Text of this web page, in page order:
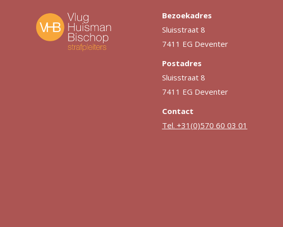
Bezoekadres
Sluisstraat 8
7411 EG Deventer
Postadres
Sluisstraat 8
7411 EG Deventer
Contact
Tel. +31(0)570 60 03 01